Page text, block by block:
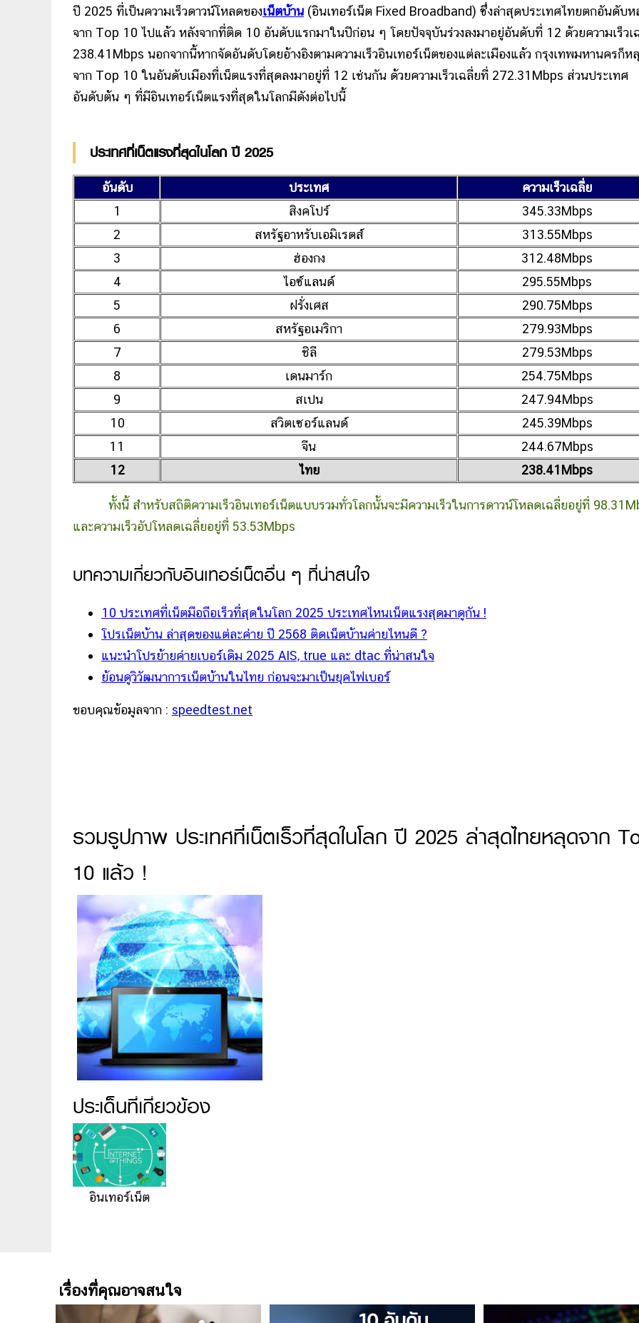
ปี 2025 ที่เป็นความเร็วดาวน์โหลดของเน็ตบ้าน (อินเทอร์เน็ต Fixed Broadband) ซึ่งล่าสุดประเทศไทยตกอันดับ
จาก Top 10 ไปแล้ว หลังจากที่ติด 10 อันดับแรกมาในปีก่อน ๆ โดยปัจจุบันร่วงลงมาอยู่อันดับที่ 12 ด้วยความเร็วเ
238.41Mbps นอกจากนี้หากจัดอันดับโดยอ้างอิงตามความเร็วอินเทอร์เน็ตของแต่ละเมืองแล้ว กรุงเทพมหานครก็ห
จาก Top 10 ในอันดับเมืองที่เน็ตแรงที่สุดลงมาอยู่ที่ 12 เช่นกัน ด้วยความเร็วเฉลี่ยที่ 272.31Mbps ส่วนประเทศ
อันดับต้น ๆ ที่มีอินเทอร์เน็ตแรงที่สุดในโลกมีดังต่อไปนี้
ประเทศที่เน็ตแรงที่สุดในโลก ปี 2025
อันดับ ประเทศ
ความเร็วเฉลี่ย
1
สิงคโปร์
345.33Mbps
2
สหรัฐอาหรับเอมิเรตส์
313.55Mbps
3
ฮ่องกง
312.48Mbps
4
ไอซ์แลนด์
295.55Mbps
5
ฝรั่งเศส
290.75Mbps
6
สหรัฐอเมริกา
279.93Mbps
7
ชิลี
279.53Mbps
8
เดนมาร์ก
254.75Mbps
9
สเปน
247.94Mbps
10
สวิตเซอร์แลนด์
245.39Mbps
11
จีน
244.67Mbps
12
ไทย 238.41Mbps
ทั้งนี้ สำหรับสถิติความเร็วอินเทอร์เน็ตแบบรวมทั่วโลกนั้นจะมีความเร็วในการดาวน์โหลดเฉลี่ยอยู่ที่
และความเร็วอัปโหลดเฉลี่ยอยู่ที่ 53.53Mbps
บทความเกี่ยวกับอินเทอร์เน็ตอื่น ๆ ที่น่าสนใจ
10 ประเทศที่เน็ตมือถือเร็วที่สุดในโลก 2025 ประเทศไหนเน็ตแรงสุดมาดูกัน !
โปรเน็ตบ้าน ล่าสุดของแต่ละค่าย ปี 2568 ติดเน็ตบ้านค่ายไหนดี ?
แนะนำโปรย้ายค่ายเบอร์เดิม 2025 AIS, true และ dtac ที่น่าสนใจ
ย้อนดูวิวัฒนาการเน็ตบ้านในไทย ก่อนจะมาเป็นยุคไฟเบอร์
ขอบคุณข้อมูลจาก : speedtest.net
รวมรูปภาพ ประเทศที่เน็ตเร็วที่สุดในโลก ปี 2025 ล่าสุดไทยหลุดจาก
10 แล้ว !
ประเด็นที่เกี่ยวข้อง
อินเทอร์เน็ต
เรื่องที่คุณอาจสนใจ